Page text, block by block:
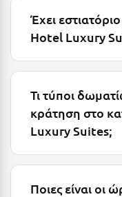
Πιερία
Πόρτο Χέλι
Πύλος
Έχει
Hotel Luxury
Τι τύποι
κράτηση στο
Luxury Suites;
Ποιες είναι οι